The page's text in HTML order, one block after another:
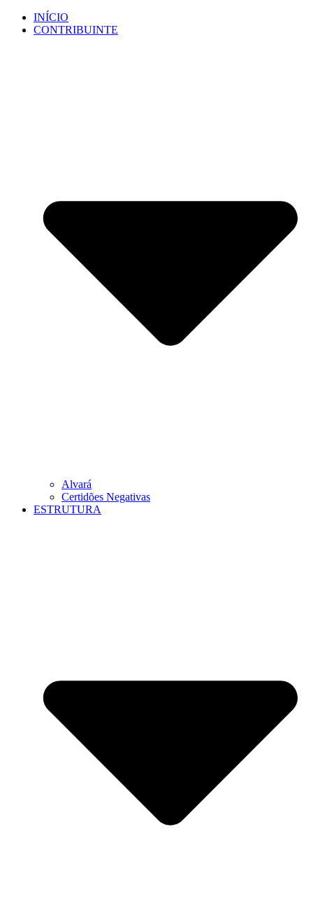
para
INÍCIO
CONTRIBUINTE
Alvará
Certidões Negativas
ESTRUTURA